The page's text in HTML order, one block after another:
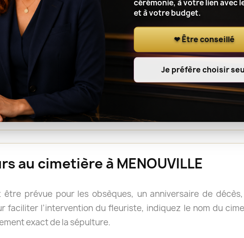
le lieu de cérémonie, renseignez l’adresse complète, le
à l’artisan fleuriste de notre réseau de coordonner la
ou une gerbe est souvent facile à déplacer après la
mais il reste prudent de vérifier les consignes du
doivent accompagner le cercueil.
au cimetière à MENOUVILLE
prévue pour les obsèques, un anniversaire de
faciliter l’intervention du fleuriste, indiquez le nom du
exact de la sépulture.
cérémonie, à votre lien avec
et à votre budget.
❤ Être conseillé
Je préfère choisir